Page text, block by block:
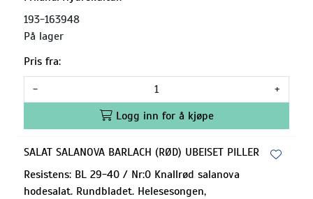
193-163948
På lager
Pris fra:
-
+
Logg inn for å kjøpe
SALAT SALANOVA BARLACH (RØD) UBEISET PILLER
Resistens: BL 29-40 / Nr:0 Knallrød salanova
hodesalat. Rundbladet. Helesesongen,